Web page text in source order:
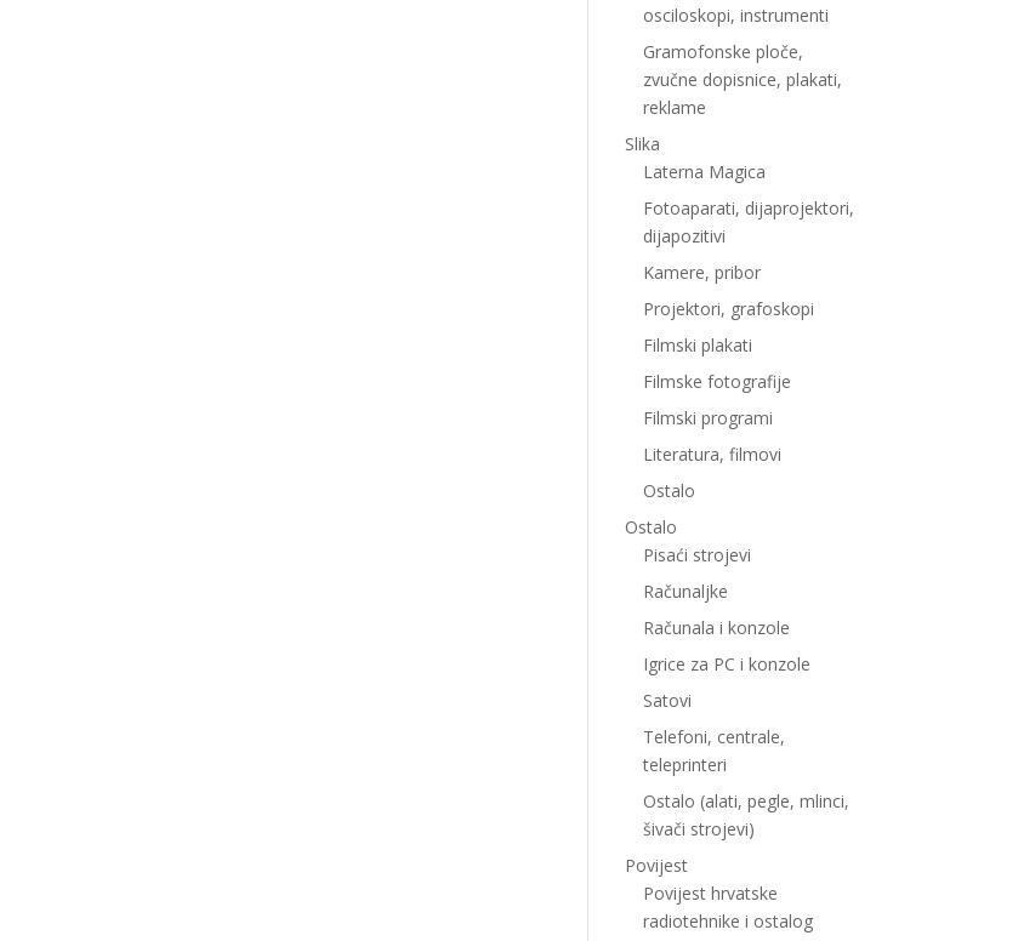
osciloskopi, instrumenti
Gramofonske ploče,
zvučne dopisnice, plakati,
reklame
Slika
Laterna Magica
Fotoaparati, dijaprojektori,
dijapozitivi
Kamere, pribor
Projektori, grafoskopi
Filmski plakati
Filmske fotografije
Filmski programi
Literatura, filmovi
Ostalo
Ostalo
Pisaći strojevi
Računaljke
Računala i konzole
Igrice za PC i konzole
Satovi
Telefoni, centrale,
teleprinteri
Ostalo (alati, pegle, mlinci,
šivači strojevi)
Povijest
Povijest hrvatske
radiotehnike i ostalog